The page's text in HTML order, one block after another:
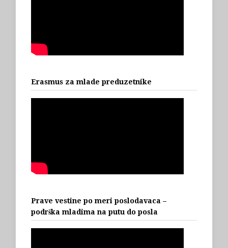
Erasmus za mlade preduzetnike
Prave vestine po meri poslodavaca –
podrška mladima na putu do posla